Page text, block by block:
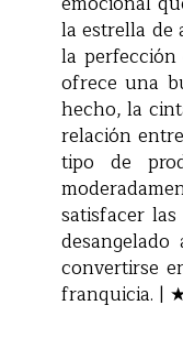
la estrella de
la
ofrece una
hecho, la
relación
tipo de
satisfacer
convertirse
franquicia. |